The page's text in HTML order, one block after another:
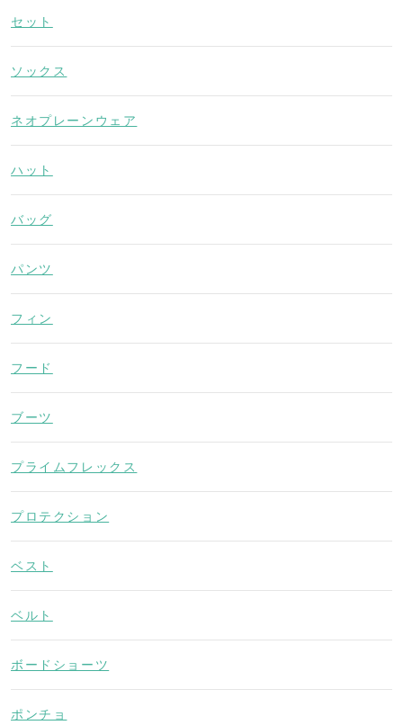
セット
ソックス
ネオプレーンウェア
ハット
バッグ
パンツ
フィン
フード
ブーツ
プライムフレックス
プロテクション
ベスト
ベルト
ボードショーツ
ポンチョ